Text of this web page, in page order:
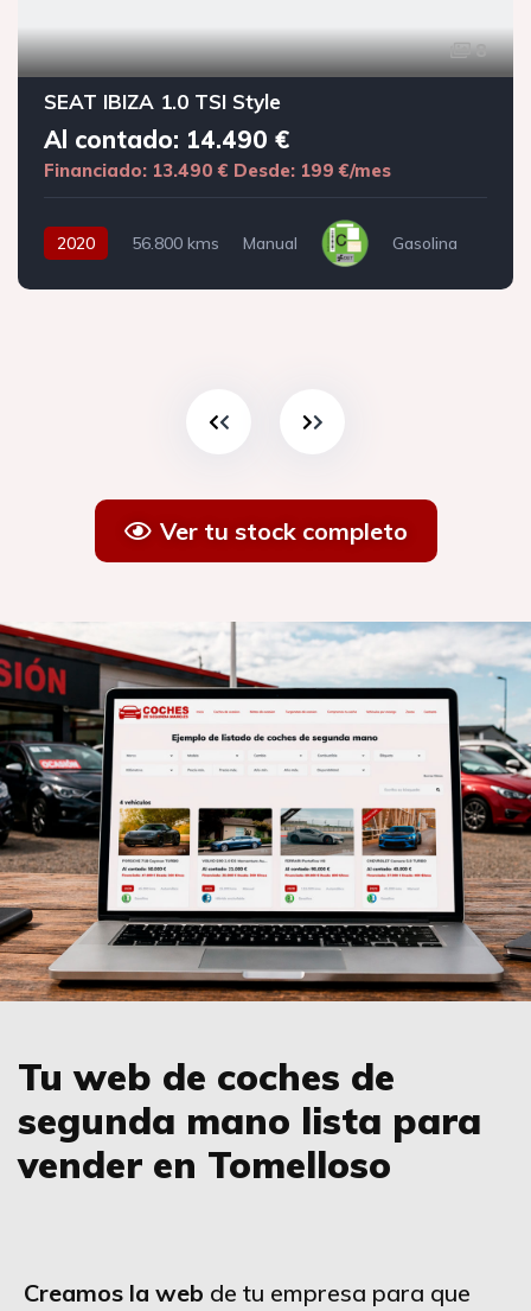
8
SEAT IBIZA 1.0 TSI Style
Al contado: 14.490 €
Financiado: 13.490 € Desde: 199 €/mes
2020 56.800 kms Manual Gasolina
Ver tu stock completo
Tu web de coches de
segunda mano lista para
vender en Tomelloso
Creamos la web de tu empresa para que